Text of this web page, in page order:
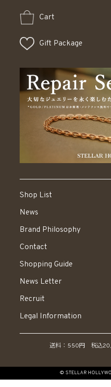
Cart
Gift Package
Shop List
News
Brand Philosophy
Contact
Shopping Guide
News Letter
Recruit
Legal Information
送料：550円 税込
© STELLAR